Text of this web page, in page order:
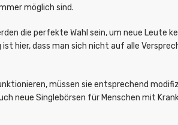
möglich sind.
die perfekte Wahl sein, um neue Leute
hier, dass man sich nicht auf alle
müssen sie entsprechend
neue Singlebörsen für Menschen mit